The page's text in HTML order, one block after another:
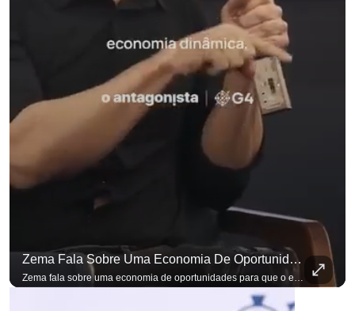
Zema Fala Sobre Uma Economia De Oportunidades Para O Empresário